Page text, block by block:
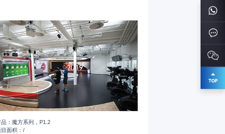
品：魔方系列，P1.2
目面积：/